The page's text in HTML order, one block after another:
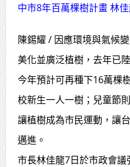
北形象館亮相
打鐵厝北側產業
動土創造千個就業
高雄「三民運動
邁、運動部長李洋
高雄東照山關帝
法比賽 圓滿落幕
中市8年百萬棵樹計畫 林
陳錫耀 / 因應環境與氣候
美化並廣泛植樹，去年已
今年預計可再種下16萬棵
校新生一人一樹；兒童節
讓植樹成為市民運動，讓
邁進。
市長林佳龍7日於市政會